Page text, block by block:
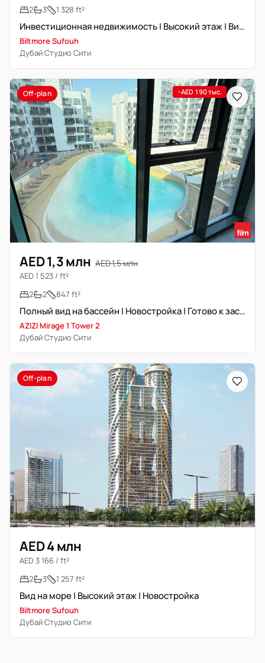
2
3 1 328 ft²
Инвестиционная недвижимость | Высокий этаж | Вид на море
Biltmore Sufouh
Дубай Студио Сити
Off-plan −AED 190 тыс.
AED 1,3 млн AED 1,5 млн
AED 1 523 / ft²
2
2 847 ft²
Полный вид на бассейн | Новостройка | Готово к заселению
AZIZI Mirage 1 ­Tower 2
Дубай Студио Сити
Off-plan
AED 4 млн
AED 3 166 / ft²
2
3 1 257 ft²
Вид на море | Высокий этаж | Новостройка
Biltmore Sufouh
Дубай Студио Сити